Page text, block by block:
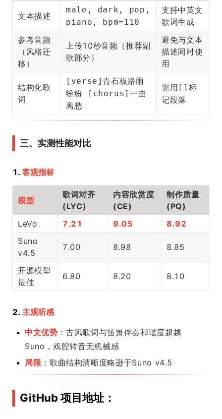
文本描述
male, dark, pop,
piano, bpm=110
支持中英文
歌词生成
参考音频
（风格迁
移）
上传10秒音频（推荐副
歌部分）
避免与文本
描述同时使
用
结构化歌
词
[verse]青石板路雨
纷纷 [chorus]一曲
离愁
需用 [] 标
记段落
三、实测性能对比
1. 客观指标
模型
歌词对齐
(LYC)
内容欣赏度
(CE)
制作质量
(PQ)
LeVo
7.21 9.05
8.92
Suno
v4.5
7.00 8.98 8.85
开源模型
最佳
6.80 8.20 8.10
2. 主观听感
中文优势 ：古风歌词与笛箫伴奏和谐度超越
Suno，戏腔转音无机械感
局限 ：歌曲结构清晰度略逊于Suno v4.5
GitHub 项目地址：